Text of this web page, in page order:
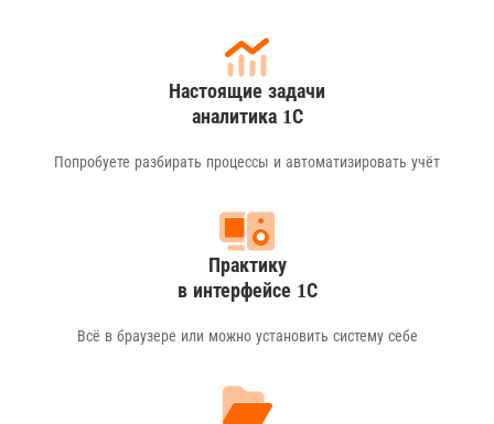
Настоящие задачи
аналитика 1С
Попробуете разбирать процессы и автоматизировать учёт
Практику
в интерфейсе 1С
Всё в браузере или можно установить систему себе